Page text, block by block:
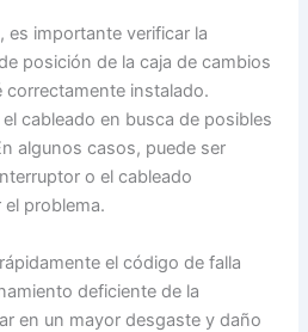
es importante verificar la
posición de la caja de cambios
correctamente instalado.
cableado en busca de posibles
algunos casos, puede ser
o el cableado
problema.
el código de falla
deficiente de la
en un mayor desgaste y daño